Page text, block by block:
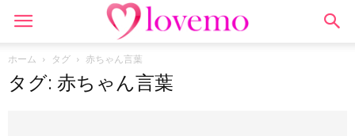
ホーム タグ 赤ちゃん言葉
タグ: 赤ちゃん言葉